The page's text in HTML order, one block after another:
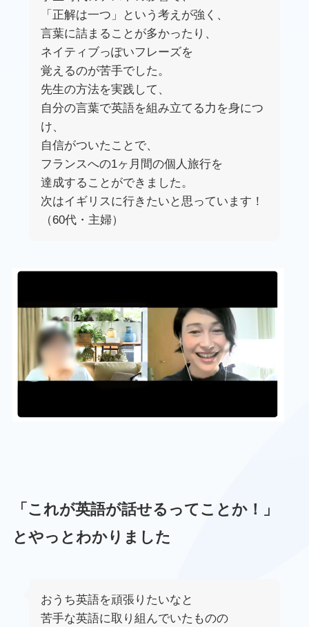
「正解は一つ」という考えが強く、
言葉に詰まることが多かったり、
ネイティブっぽいフレーズを
覚えるのが苦手でした。
先生の方法を実践して、
自分の言葉で英語を組み立てる力を身につ
け、
自信がついたことで、
フランスへの1ヶ月間の個人旅行を
達成することができました。
次はイギリスに行きたいと思っています！
（60代・主婦）
「これが英語が話せるってことか！」
とやっとわかりました
おうち英語を頑張りたいなと
苦手な英語に取り組んでいたものの